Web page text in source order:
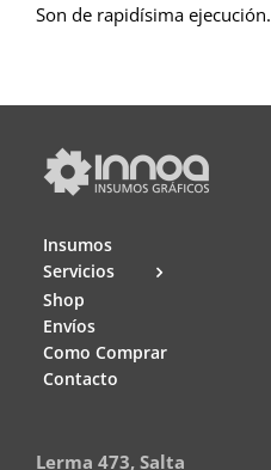
DTF
Botones
Cama Plana UV
Son de rapidísima ejecución.
Insumos
Servicios
Shop
Envíos
Como Comprar
Contacto
Lerma 473, Salta